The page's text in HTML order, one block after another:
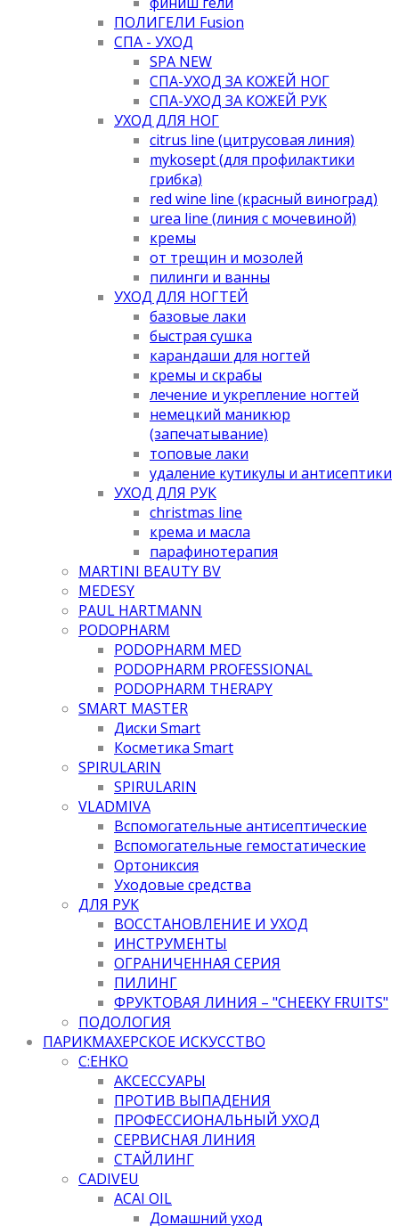
ПОЛИГЕЛИ Fusion
СПА - УХОД
SPA NEW
СПА-УХОД ЗА КОЖЕЙ НОГ
СПА-УХОД ЗА КОЖЕЙ РУК
УХОД ДЛЯ НОГ
citrus line (цитрусовая линия)
mykosept (для профилактики
грибка)
red wine line (красный виноград)
urea line (линия с мочевиной)
кремы
от трещин и мозолей
пилинги и ванны
УХОД ДЛЯ НОГТЕЙ
базовые лаки
быстрая сушка
карандаши для ногтей
кремы и скрабы
лечение и укрепление ногтей
немецкий маникюр
(запечатывание)
топовые лаки
удаление кутикулы и антисептики
УХОД ДЛЯ РУК
christmas line
крема и масла
парафинотерапия
MARTINI BEAUTY BV
MEDESY
PAUL HARTMANN
PODOPHARM
PODOPHARM MED
PODOPHARM PROFESSIONAL
PODOPHARM THERAPY
SMART MASTER
Диски Smart
Косметика Smart
SPIRULARIN
SPIRULARIN
VLADMIVA
Вспомогательные антисептические
Вспомогательные гемостатические
Ортониксия
Уходовые средства
ДЛЯ РУК
ВОССТАНОВЛЕНИЕ И УХОД
ИНСТРУМЕНТЫ
ОГРАНИЧЕННАЯ СЕРИЯ
ПИЛИНГ
ФРУКТОВАЯ ЛИНИЯ – "CHEEKY FRUITS"
ПОДОЛОГИЯ
ПАРИКМАХЕРСКОЕ ИСКУССТВО
C:EHKO
АКСЕССУАРЫ
ПРОТИВ ВЫПАДЕНИЯ
ПРОФЕССИОНАЛЬНЫЙ УХОД
СЕРВИСНАЯ ЛИНИЯ
СТАЙЛИНГ
CADIVEU
ACAI OIL
Домашний уход